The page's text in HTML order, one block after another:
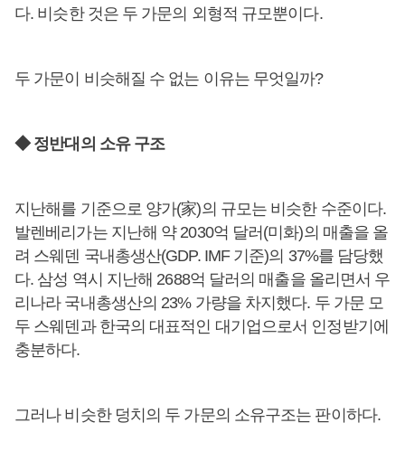
다. 비슷한 것은 두 가문의 외형적 규모뿐이다.
두 가문이 비슷해질 수 없는 이유는 무엇일까?
◆ 정반대의 소유 구조
지난해를 기준으로 양가(家)의 규모는 비슷한 수준이다.
발렌베리가는 지난해 약 2030억 달러(미화)의 매출을 올
려 스웨덴 국내총생산(GDP. IMF 기준)의 37%를 담당했
다. 삼성 역시 지난해 2688억 달러의 매출을 올리면서 우
리나라 국내총생산의 23% 가량을 차지했다. 두 가문 모
두 스웨덴과 한국의 대표적인 대기업으로서 인정받기에
충분하다.
그러나 비슷한 덩치의 두 가문의 소유구조는 판이하다.